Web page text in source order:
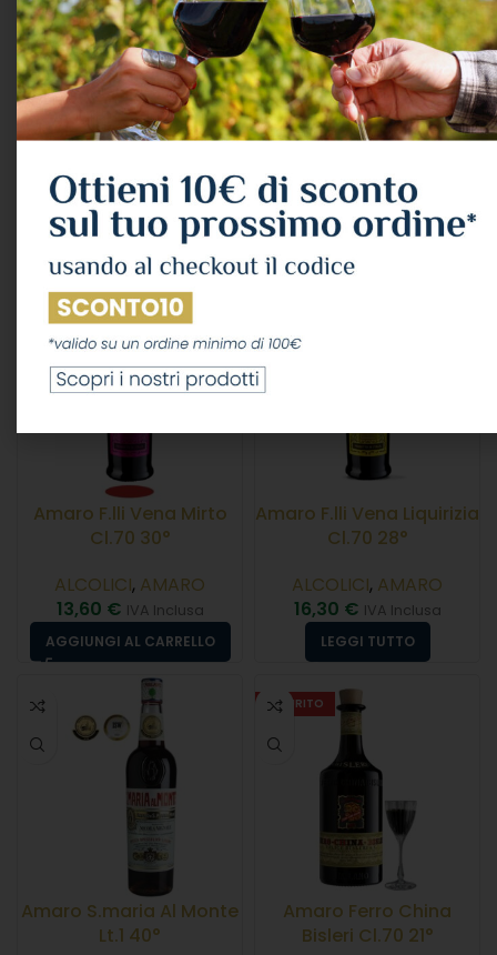
Amaro “rupes Red
Edition” Cl.70 30°
Astucciato
Amaro Rupes
19,15€ IVA Inclusa
LEGGI TUTTO
Amaro F.lli Vena Nocino
Cl.70 40°
ALCOLICI,AMARO
AGGIUNGI AL CARRELLO
Amaro F.lli Vena Mirto
Cl.70 30°
ALCOLICI, AMARO
13,60 € IVA Inclusa
AGGIUNGI AL CARRELLO
Amaro F.lli Vena Liquirizia
Cl.70 28°
ALCOLICI, AMARO
16,30 € IVA Inclusa
LEGGI TUTTO
Amaro S.maria Al Monte
Lt.1 40°
ESAURITO
Amaro Ferro China
Bisleri Cl.70 21°